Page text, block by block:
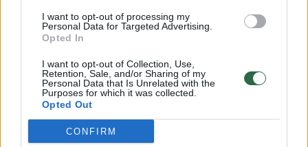
I want to opt-out of processing my
Personal Data for Targeted Advertising.
Opted In
I want to opt-out of Collection, Use,
Retention, Sale, and/or Sharing of my
Personal Data that Is Unrelated with the
Purposes for which it was collected.
Opted Out
CONFIRM
Laidos | Nauja diena
Sinoptikai atsakė, kokiais orais užbaigsime darbo
savaitę: karščiai atsitrauks
Žinios | Orai